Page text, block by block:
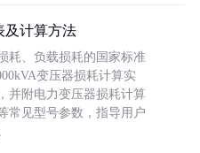
及计算方法
耗、负载损耗的国家标准
变压器损耗计算实
并附电力变压器损耗计算
常见型号参数，指导用户